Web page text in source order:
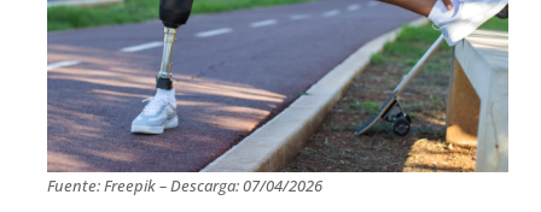
Fuente: Freepik – Descarga: 07/04/2026